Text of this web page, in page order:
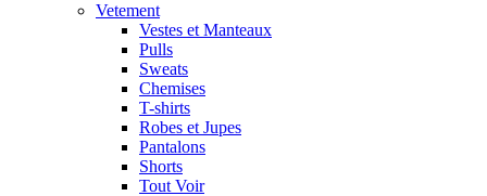
Vetement
Vestes et Manteaux
Pulls
Sweats
Chemises
T-shirts
Robes et Jupes
Pantalons
Shorts
Tout Voir